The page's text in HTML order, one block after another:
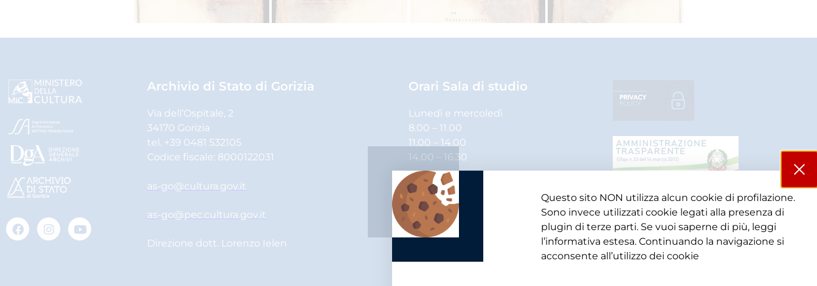
Archivio di Stato di Gorizia
Via dell’Ospitale, 2
34170 Gorizia
tel. +39 0481 532105
Codice fiscale: 8000122031
as-go@cultura.gov.it
as-go@pec.cultura.gov.it
Direzione dott. Lorenzo Ielen
Orari Sala di studio
Lunedì e mercoledì
8.00 – 11.00
11.00 – 14.00
14.00 – 16.30
Martedì, giovedì e venerdì
8.00 – 11.00
11.00 – 14.00
Questo sito NON utilizza alcun cookie di profilazione.
Sono invece utilizzati cookie legati alla presenza di
plugin di terze parti. Se vuoi saperne di più, leggi
l’informativa estesa. Continuando la navigazione si
acconsente all’utilizzo dei cookie​